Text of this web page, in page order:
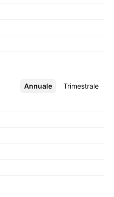
Annuale Trimestrale
Altro